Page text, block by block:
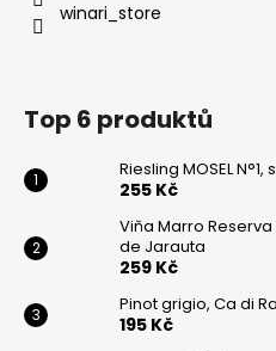
winari_store
Top 6 produktů
Riesling MOSEL
255 Kč
Viňa Marro Reserva
de Jarauta
259 Kč
Pinot grigio, Ca di
195 Kč